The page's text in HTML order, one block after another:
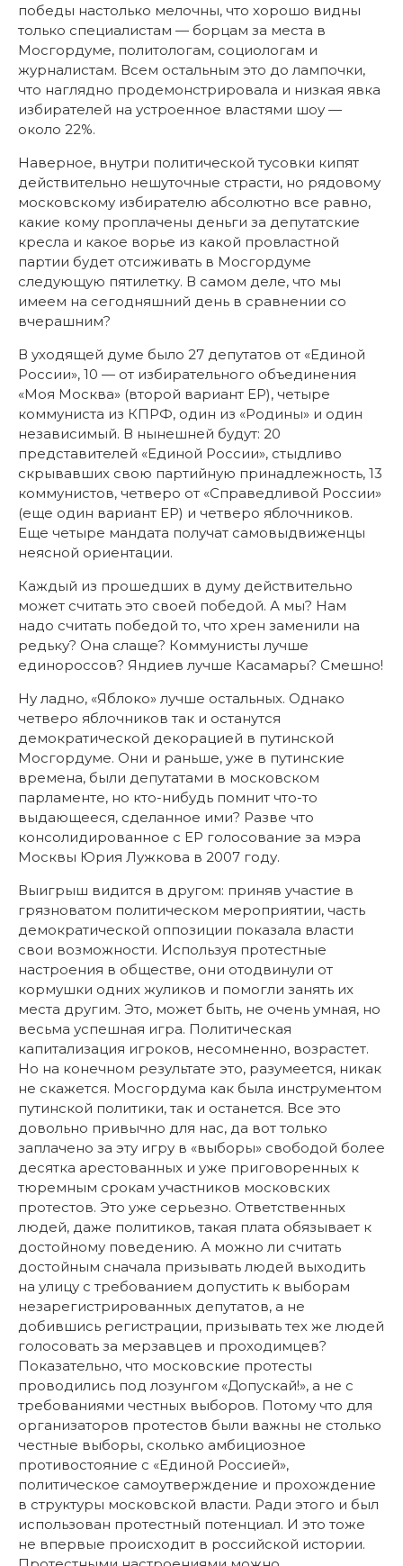
победы настолько мелочны, что хорошо видны
только специалистам — борцам за места в
Мосгордуме, политологам, социологам и
журналистам. Всем остальным это до лампочки,
что наглядно продемонстрировала и низкая явка
избирателей на устроенное властями шоу —
около 22%.
Наверное, внутри политической тусовки кипят
действительно нешуточные страсти, но рядовому
московскому избирателю абсолютно все равно,
какие кому проплачены деньги за депутатские
кресла и какое ворье из какой провластной
партии будет отсиживать в Мосгордуме
следующую пятилетку. В самом деле, что мы
имеем на сегодняшний день в сравнении со
вчерашним?
В уходящей думе было 27 депутатов от «Единой
России», 10 — от избирательного объединения
«Моя Москва» (второй вариант ЕР), четыре
коммуниста из КПРФ, один из «Родины» и один
независимый. В нынешней будут: 20
представителей «Единой России», стыдливо
скрывавших свою партийную принадлежность, 13
коммунистов, четверо от «Справедливой России»
(еще один вариант ЕР) и четверо яблочников.
Еще четыре мандата получат самовыдвиженцы
неясной ориентации.
Каждый из прошедших в думу действительно
может считать это своей победой. А мы? Нам
надо считать победой то, что хрен заменили на
редьку? Она слаще? Коммунисты лучше
единороссов? Яндиев лучше Касамары? Смешно!
Ну ладно, «Яблоко» лучше остальных. Однако
четверо яблочников так и останутся
демократической декорацией в путинской
Мосгордуме. Они и раньше, уже в путинские
времена, были депутатами в московском
парламенте, но кто-нибудь помнит что-то
выдающееся, сделанное ими? Разве что
консолидированное с ЕР голосование за мэра
Москвы Юрия Лужкова в 2007 году.
Выигрыш видится в другом: приняв участие в
грязноватом политическом мероприятии, часть
демократической оппозиции показала власти
свои возможности. Используя протестные
настроения в обществе, они отодвинули от
кормушки одних жуликов и помогли занять их
места другим. Это, может быть, не очень умная, но
весьма успешная игра. Политическая
капитализация игроков, несомненно, возрастет.
Но на конечном результате это, разумеется, никак
не скажется. Мосгордума как была инструментом
путинской политики, так и останется. Все это
довольно привычно для нас, да вот только
заплачено за эту игру в «выборы» свободой более
десятка арестованных и уже приговоренных к
тюремным срокам участников московских
протестов. Это уже серьезно. Ответственных
людей, даже политиков, такая плата обязывает к
достойному поведению. А можно ли считать
достойным сначала призывать людей выходить
на улицу с требованием допустить к выборам
незарегистрированных депутатов, а не
добившись регистрации, призывать тех же людей
голосовать за мерзавцев и проходимцев?
Показательно, что московские протесты
проводились под лозунгом «Допускай!», а не с
требованиями честных выборов. Потому что для
организаторов протестов были важны не столько
честные выборы, сколько амбициозное
противостояние с «Единой Россией»,
политическое самоутверждение и прохождение
в структуры московской власти. Ради этого и был
использован протестный потенциал. И это тоже
не впервые происходит в российской истории.